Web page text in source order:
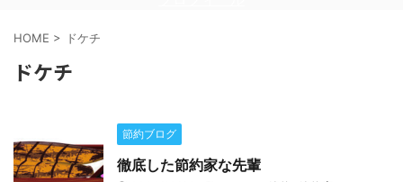
HOME > ドケチ
ドケチ
節約ブログ
徹底した節約家な先輩